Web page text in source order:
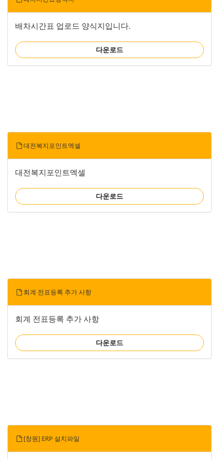
배차시간표 업로드 양식지입니다.
다운로드
대전복지포인트엑셀
대전복지포인트엑셀
다운로드
회계 전표등록 추가 사항
회계 전표등록 추가 사항
다운로드
[창원] ERP 설치파일